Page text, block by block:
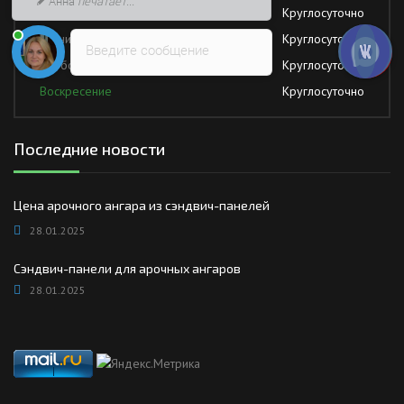
Круглосуточно
Пятница
Круглосуточно
Суббота
Круглосуточно
Воскресение
Круглосуточно
Последние новости
Цена арочного ангара из сэндвич-панелей
28.01.2025
Сэндвич-панели для арочных ангаров
28.01.2025
Введите сообщение